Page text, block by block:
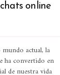
online
actual, la
ha convertido en
de nuestra vida